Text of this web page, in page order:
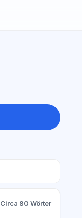
Circa 80 Wörter